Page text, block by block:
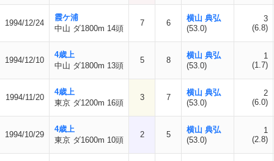
1994/12/24
霞ケ浦
中山 ダ1800m 14頭
7 6
横山 典弘
(53.0)
3
(6.8)
1994/12/10
4歳上
中山 ダ1800m 13頭
5 8
横山 典弘
(53.0)
1
(1.7)
1994/11/20
4歳上
東京 ダ1200m 16頭
3 7
横山 典弘
(53.0)
2
(6.0)
1994/10/29
4歳上
東京 ダ1600m 10頭
2 5
横山 典弘
(53.0)
1
(2.8)